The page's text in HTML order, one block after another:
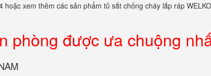
xem thêm các sản phẩm tủ sắt chống cháy lắp ráp
phòng được ưa chuộng